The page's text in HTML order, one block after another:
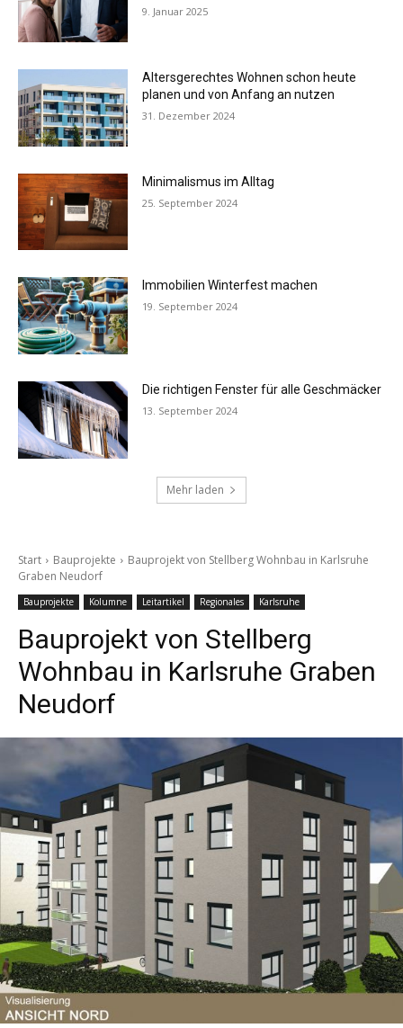
9. Januar 2025
Altersgerechtes Wohnen schon heute
planen und von Anfang an nutzen
31. Dezember 2024
Minimalismus im Alltag
25. September 2024
Immobilien Winterfest machen
19. September 2024
Die richtigen Fenster für alle Geschmäcker
13. September 2024
Mehr laden